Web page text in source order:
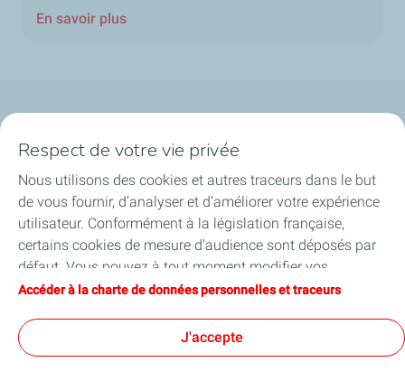
En savoir plus
Financer les entreprises
Soutenir les projets industriels
Accompagner à l'international
Respect de votre vie privée
Nous utilisons des cookies et autres traceurs dans le but
de vous fournir, d’analyser et d’améliorer votre expérience
utilisateur. Conformément à la législation française,
certains cookies de mesure d'audience sont déposés par
défaut. Vous pouvez à tout moment modifier vos
paramètres de cookies en cliquant sur le bouton « Gérer
vous acceptez le dépôt de l’ensemble des cookies. Dans le
cas où vous cliquez sur « Je refuse », seuls les cookies
Accéder à la charte de données personnelles et traceurs
J'accepte